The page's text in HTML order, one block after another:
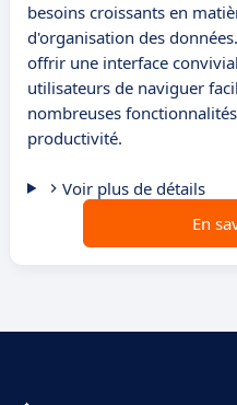
besoins croissants en
d'organisation des
offrir une interface
utilisateurs de naviguer
nombreuses
productivité.
Voir plus de détails
En